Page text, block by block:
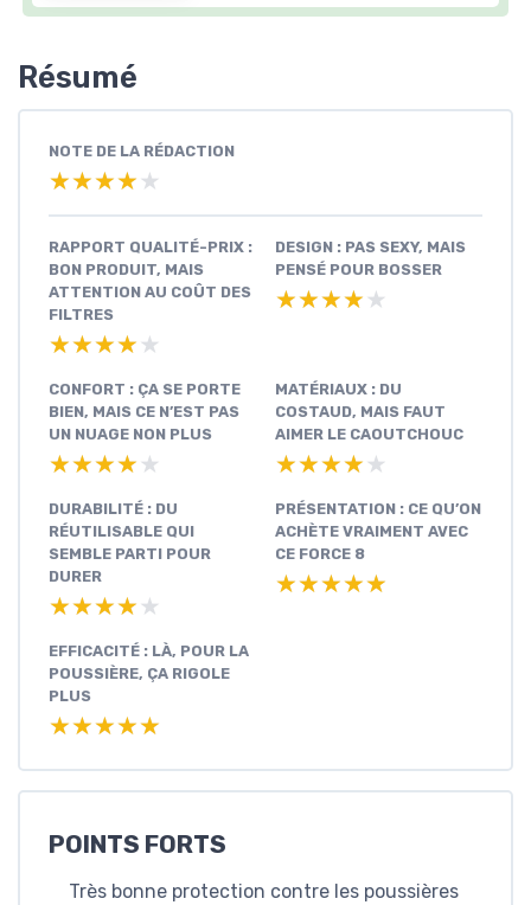
Résumé
NOTE DE LA RÉDACTION
★★★★★
★★★★★
RAPPORT QUALITÉ-PRIX :
BON PRODUIT, MAIS
ATTENTION AU COÛT DES
FILTRES
★★★★★
★★★★★
DESIGN : PAS SEXY, MAIS
PENSÉ POUR BOSSER
★★★★★
★★★★★
CONFORT : ÇA SE PORTE
BIEN, MAIS CE N’EST PAS
UN NUAGE NON PLUS
★★★★★
★★★★★
MATÉRIAUX : DU
COSTAUD, MAIS FAUT
AIMER LE CAOUTCHOUC
★★★★★
★★★★★
DURABILITÉ : DU
RÉUTILISABLE QUI
SEMBLE PARTI POUR
DURER
★★★★★
★★★★★
PRÉSENTATION : CE QU’ON
ACHÈTE VRAIMENT AVEC
CE FORCE 8
★★★★★
★★★★★
EFFICACITÉ : LÀ, POUR LA
POUSSIÈRE, ÇA RIGOLE
PLUS
★★★★★
★★★★★
POINTS FORTS
Très bonne protection contre les poussières